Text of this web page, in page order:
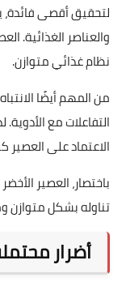
لتحقيق أقصى فائدة،
والعناصر الغذائية.
نظام غذائي متوازن.
من المهم أيضًا
التفاعلات مع
الاعتماد على العصير
باختصار، العصير
تناوله بشكل متوازن
أضرار